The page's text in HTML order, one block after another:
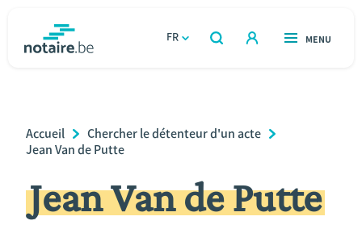
FR
OUVERT
RECHERCHER
OUVERT
MENU
Relations et vivre ensemble
Héritage et donations
Breadcrumb
Accueil
Chercher le détenteur d'un acte
Jean Van de Putte
Jean Van de Putte